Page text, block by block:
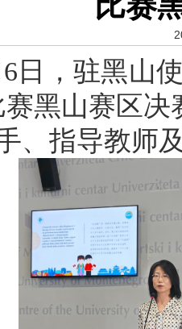
6日，驻黑山
赛黑山赛区
、指导教师